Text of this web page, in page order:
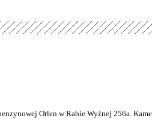
Orlen w Rabie Wyżnej 256a.